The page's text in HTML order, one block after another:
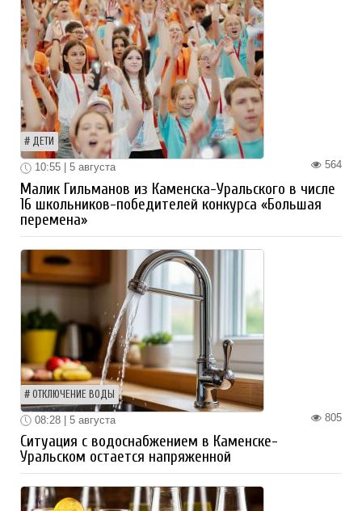
ДЕТИ
564
10:55 | 5 августа
Малик Гильманов из Каменска-Уральского в числе
16 школьников-победителей конкурса «Большая
перемена»
ОТКЛЮЧЕНИЕ ВОДЫ
805
08:28 | 5 августа
Ситуация с водоснабжением в Каменске-
Уральском остается напряженной